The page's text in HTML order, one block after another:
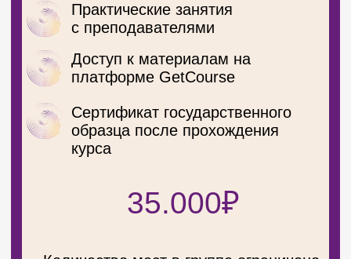
пауза»
Тренинг
«Трансформация»
Ментально-телесная
терапия S2
Ментально-телесная
терапия S1